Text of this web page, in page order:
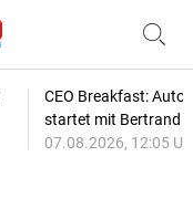
CEO Breakfast:
startet mit Bertrand
07.08.2026, 12:05